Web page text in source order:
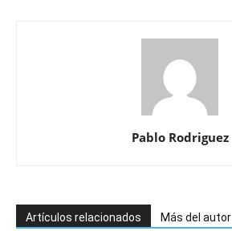
Pablo Rodriguez
Artículos relacionados Más del autor